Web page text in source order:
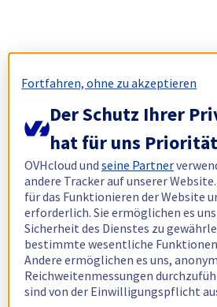
Fortfahren, ohne zu akzeptieren
Der Schutz Ihrer
hat für uns
OVHcloud undseine Partner
andere Tracker auf unserer
für das Funktionieren der Website
erforderlich. Sie ermöglichen es
Sicherheit des Dienstes zu
bestimmte wesentliche
Andere ermöglichen es uns,
Reichweitenmessungen
sind von der Einwilligungspflicht